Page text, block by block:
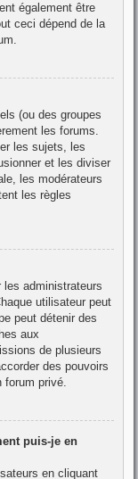
également être
ceci dépend de la
(ou des groupes
les forums.
les sujets, les
et les diviser
les modérateurs
les règles
les administrateurs
utilisateur peut
peut détenir des
aux
de plusieurs
des pouvoirs
privé.
puis-je en
en cliquant